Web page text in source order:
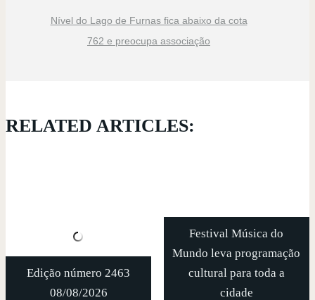
Nível do Lago de Furnas fica abaixo da cota
762 e preocupa associação
RELATED ARTICLES:
Edição número 2463
08/08/2026
Festival Música do
Mundo leva programação
cultural para toda a
cidade